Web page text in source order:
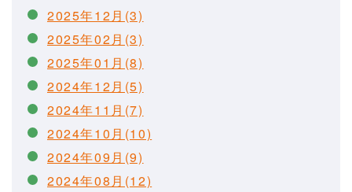
2025年12月(3)
2025年02月(3)
2025年01月(8)
2024年12月(5)
2024年11月(7)
2024年10月(10)
2024年09月(9)
2024年08月(12)